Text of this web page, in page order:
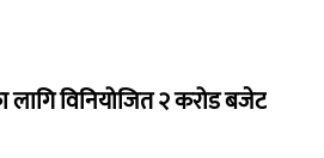
लागि विनियोजित २ करोड बजेट